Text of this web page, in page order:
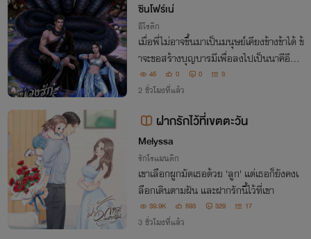
ซินโฟร์เน่
อีโรติก
เมื่อพี่ไม่อาจขึ้นมาเป็นมนุษย์เคียงข้างข้าได้ ข้
าจะขอสร้างบุญบารมีเพื่อลงไปเป็นนาคีอีกค
รั้ง และเคียงคู่กับพี่ไปทุกภพทุกชาติไป
45 0 0 3
2 ชั่วโมงที่แล้ว
ฝากรักไว้ที่เขตตะวัน
Melyssa
รักโรแมนติก
เขาเลือกผูกมัดเธอด้วย 'ลูก' แต่เธอก็ยังคงเ
ลือกเดินตามฝัน และฝากรักนี้ไว้ที่เขา
39.9K 593 329 17
3 ชั่วโมงที่แล้ว